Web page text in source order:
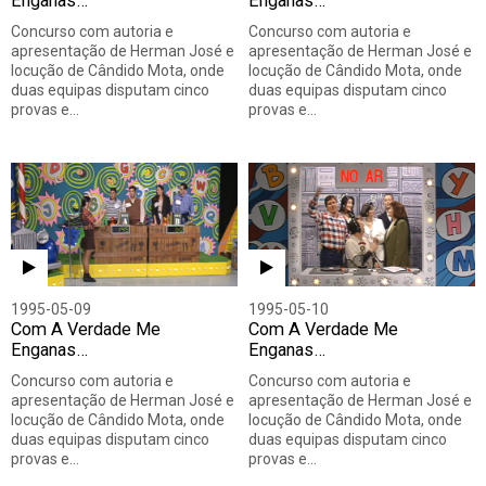
Concurso com autoria e
apresentação de Herman José e
locução de Cândido Mota, onde
duas equipas disputam cinco
provas e…
Concurso com autoria e
apresentação de Herman José e
locução de Cândido Mota, onde
duas equipas disputam cinco
provas e…
1995-05-09
Com A Verdade Me
Enganas…
Concurso com autoria e
apresentação de Herman José e
locução de Cândido Mota, onde
duas equipas disputam cinco
provas e…
1995-05-10
Com A Verdade Me
Enganas…
Concurso com autoria e
apresentação de Herman José e
locução de Cândido Mota, onde
duas equipas disputam cinco
provas e…